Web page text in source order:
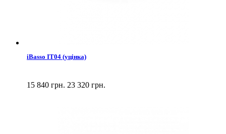
iBasso IT04 (уцінка)
15 840 грн. 23 320 грн.